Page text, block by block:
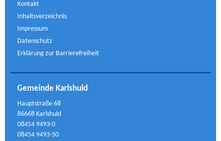
Kontakt
Inhaltsverzeichnis
Impressum
Datenschutz
Erklärung zur Barrierefreiheit
Gemeinde Karlshuld
Hauptstraße 68
86668 Karlshuld
08454 9493-0
08454 9493-50